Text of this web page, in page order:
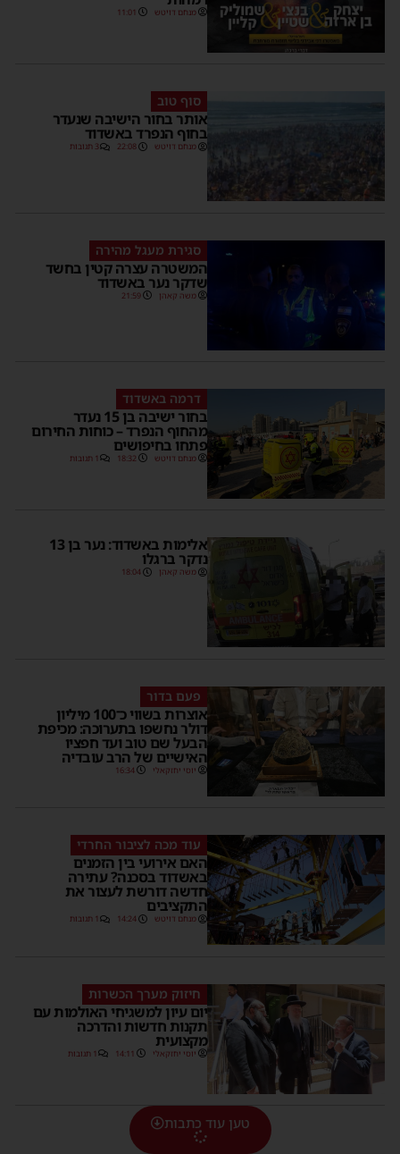
מנחם דויטש 11:01
סוף טוב
אותר בחור הישיבה שנעדר
בחוף הנפרד באשדוד
מנחם דויטש 22:08 3 תגובות
סגירת מעגל מהירה
המשטרה עצרה קטין בחשד
שדקר נער באשדוד
משה קאהן 21:59
דרמה באשדוד
בחור ישיבה בן 15 נעדר
מהחוף הנפרד – כוחות החירום
פתחו בחיפושים
מנחם דויטש 18:32 1 תגובות
אלימות באשדוד: נער בן 13
נדקר ברגלו
משה קאהן 18:04
פעם בדור
אוצרות בשווי כ־100 מיליון
דולר נחשפו בתערוכה: מכיפת
הבעל שם טוב ועד חפציו
האישיים של הרב עובדיה
יוסי יחזקאלי 16:34
עוד מכה לציבור החרדי
האם אירועי בין הזמנים
באשדוד בסכנה? עתירה
חדשה דורשת לעצור את
התקציבים
מנחם דויטש 14:24 1 תגובות
חיזוק מערך הכשרות
יום עיון למשגיחי האולמות עם
תקנות חדשות והדרכה
מקצועית
יוסי יחזקאלי 14:11 1 תגובות
טען עוד כתבות